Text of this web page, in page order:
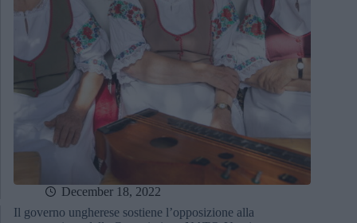
December 18, 2022
Il governo ungherese sostiene l’opposizione alla